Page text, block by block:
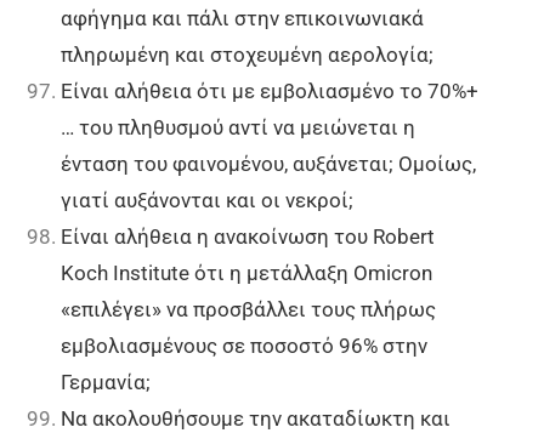
αφήγημα και πάλι στην επικοινωνιακά
πληρωμένη και στοχευμένη αερολογία;
Είναι αλήθεια ότι με εμβολιασμένο το 70%+
… του πληθυσμού αντί να μειώνεται η
ένταση του φαινομένου, αυξάνεται; Ομοίως,
γιατί αυξάνονται και οι νεκροί;
Είναι αλήθεια η ανακοίνωση του Robert
Koch Institute ότι η μετάλλαξη Omicron
«επιλέγει» να προσβάλλει τους πλήρως
εμβολιασμένους σε ποσοστό 96% στην
Γερμανία;
Να ακολουθήσουμε την ακαταδίωκτη και